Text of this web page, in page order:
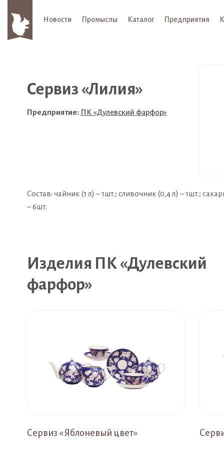
Новости Промыслы Каталог Предприятия
Сервиз «Лилия»
Предприятие: ПК «Дулевский фарфор»
Состав: чайник (1 л) – 1шт.; сливочник (0,4 л) – 1шт.;
– 6шт.
Изделия ПК «Дулевский
фарфор»
Сервиз « Яблоневый цвет»